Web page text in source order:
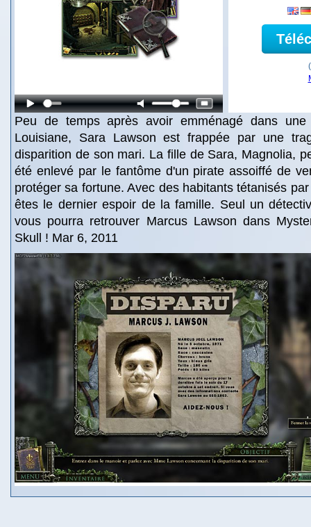
Peu de temps après avoir emménagé dans
Louisiane, Sara Lawson est frappée par une
disparition de son mari. La fille de Sara, Magnolia,
été enlevé par le fantôme d'un pirate assoiffé de
protéger sa fortune. Avec des habitants tétanisés
êtes le dernier espoir de la famille. Seul un
vous pourra retrouver Marcus Lawson dans
Skull ! Mar 6, 2011